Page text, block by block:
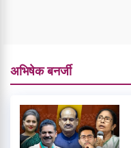
अभिषेक बनर्जी